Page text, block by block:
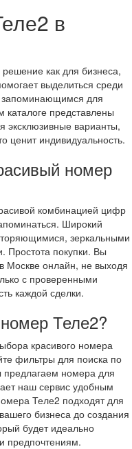
в
как для бизнеса,
выделиться среди
запоминающимся для
каталоге представлены
эксклюзивные варианты,
ценит индивидуальность.
номер
комбинацией цифр
Широкий
зеркальными
Простота покупки. Вы
Москве онлайн, не выходя
с проверенными
каждой сделки.
Теле2?
красивого номера
фильтры для поиска по
номера для
наш сервис удобным
Теле2 подходят для
бизнеса до создания
будет идеально
предпочтениям.